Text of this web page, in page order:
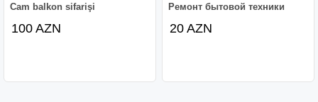
Cam balkon sifarişi
100 AZN
Ремонт бытовой техники
20 AZN